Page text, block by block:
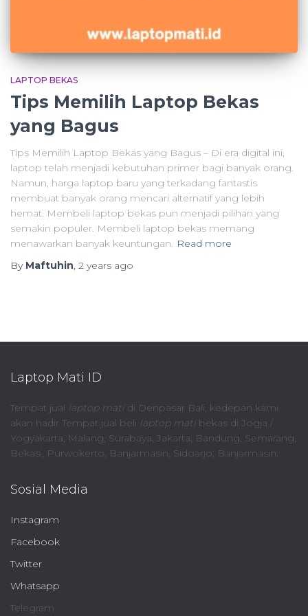
LAPTOP BEKAS
Tips Memilih Laptop Bekas
yang Bagus
Tips Memilih Laptop Bekas yang Bagus – Di era digital ini,
laptop telah menjadi kebutuhan primer bagi banyak orang.
Namun, harga laptop baru yang terkadang fantastis
membuat banyak orang mencari alternatif yang lebih
hemat. Membeli laptop bekas pun menjadi pilihan yang
semakin populer. Membeli laptop bekas memang
menawarkan banyak keuntungan. Read more
By Maftuhin, 2 years ago
Laptop Mati ID
Tempat jual laptop matidi Denpasar Bali, kedepan kami
akan hadir Tempat jual beli laptop matibekas di Jogja /
Yogyakarta, Malang, Surabaya, Jakarta, Bandung, Semarang,
Bekasi, Purwokerto, Banjarmasin, Sidoarjo, Banjarmasin.
Sosial Media
Instagram
Facebook
Twitter
Whatsapp
Telegram